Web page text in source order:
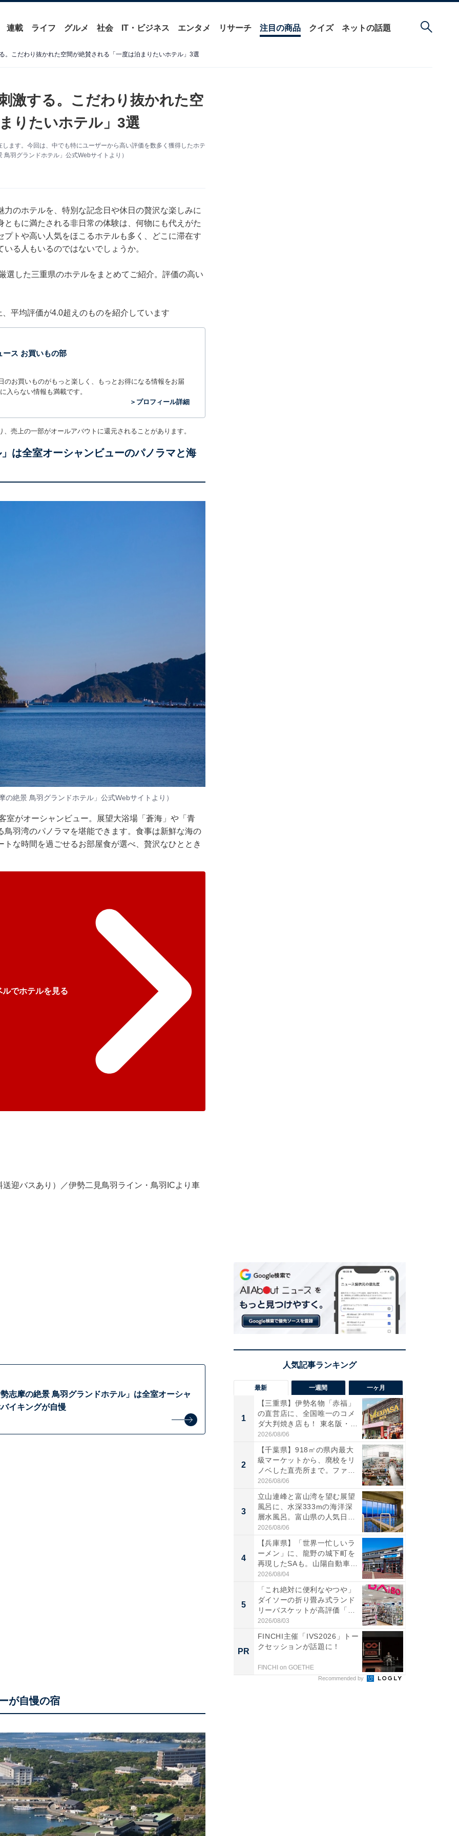
連載 ライフ グルメ 社会 IT・ビジネス エンタメ リサーチ 注目の商品 クイズ ネットの話題
。こだわり抜かれた空間が絶賛される「一度は泊まりたいホテル」3選
激する。こだわり抜かれた空
りたいホテル」3選
ます。今回は、中でも特にユーザーから高い評価を数多く獲得したホテ
羽グランドホテル」公式Webサイトより）
のホテルを、特別な記念日や休日の贅沢な楽しみに
もに満たされる非日常の体験は、何物にも代えがた
トや高い人気をほこるホテルも多く、どこに滞在す
る人もいるのではないでしょうか。
選した三重県のホテルをまとめてご紹介。評価の高い
平均評価が4.0超えのものを紹介しています
ス お買いもの部
お買いものがもっと楽しく、もっとお得になる情報をお届
入らない情報も満載です。
＞プロフィール詳細
売上の一部がオールアバウトに還元されることがあります。
は全室オーシャンビューのパノラマと海
絶景 鳥羽グランドホテル」公式Webサイトより）
室がオーシャンビュー。展望大浴場「蒼海」や「青
羽湾のパノラマを堪能できます。食事は新鮮な海の
な時間を過ごせるお部屋食が選べ、贅沢なひととき
でホテルを見る
迎バスあり）／伊勢二見鳥羽ライン・鳥羽ICより車
志摩の絶景 鳥羽グランドホテル」は全室オーシャ
イキングが自慢
が自慢の宿
最新 一週間 一ヶ月
1
【三重県】伊勢名物「赤福」
の直営店に、全国唯一のコメ
ダ大判焼き店も！ 東名阪・
伊...
2026/08/06
2
【千葉県】918㎡の県内最大
級マーケットから、廃校をリ
ノベした直売所まで。ファ
ー...
2026/08/06
3
立山連峰と富山湾を望む展望
風呂に、水深333mの海洋深
層水風呂。富山県の人気日
帰...
2026/08/06
4
【兵庫県】「世界一忙しいラ
ーメン」に、龍野の城下町を
再現したSAも。山陽自動車
道...
2026/08/04
5
「これ絶対に便利なやつや」
ダイソーの折り畳み式ランド
リーバスケットが高評価「使
わ...
2026/08/03
PR
FINCHI主催「IVS2026」トー
クセッションが話題に！
FINCHI on GOETHE
Recommended by